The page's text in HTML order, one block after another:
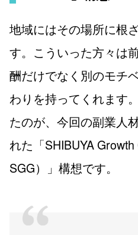
地域にはその場所に根
す。こういった方々は
酬だけでなく別のモチ
わりを持ってくれます
たのが、今回の副業人
れた「SHIBUYA Growth
SGG）」構想です。